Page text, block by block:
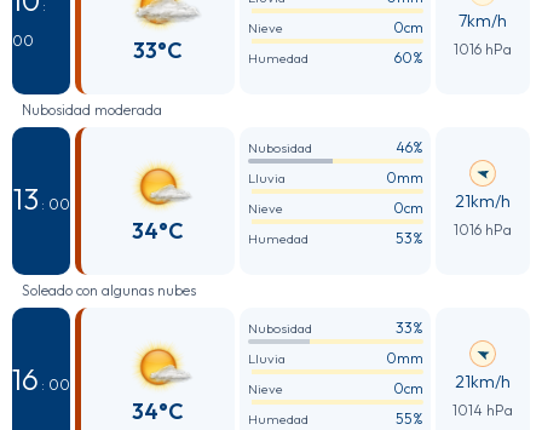
:
00
33°C
Nieve 0cm
Humedad 60%
7km/h
1016 hPa
Nubosidad moderada
13 : 00
34°C
Nubosidad 46%
Lluvia 0mm
Nieve 0cm
Humedad 53%
21km/h
1016 hPa
Soleado con algunas nubes
16 : 00
34°C
Nubosidad 33%
Lluvia 0mm
Nieve 0cm
Humedad 55%
21km/h
1014 hPa